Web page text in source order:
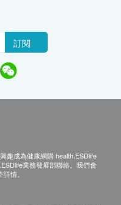
訂閱
趣成為健康網購 health.ESDlife
業務發展部聯絡。我們會
情。